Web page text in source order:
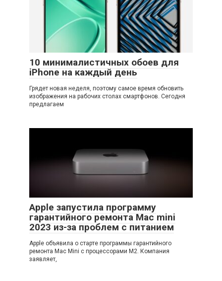
10 минималистичных обоев для
iPhone на каждый день
Грядет новая неделя, поэтому самое время обновить
изображения на рабочих столах смартфонов. Сегодня
предлагаем
Apple запустила программу
гарантийного ремонта Mac mini
2023 из-за проблем с питанием
Apple объявила о старте программы гарантийного
ремонта Mac Mini с процессорами M2. Компания
заявляет,